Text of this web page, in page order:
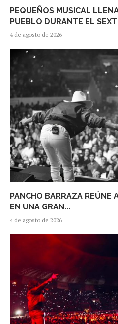
PEQUEÑOS MUSICAL
PUEBLO DURANTE EL
4 de agosto de 2026
PANCHO BARRAZA REÚNE
EN UNA GRAN...
4 de agosto de 2026